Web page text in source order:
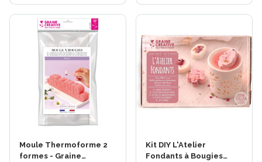
Moule Thermoforme 2
formes - Graine
Kit DIY L'Atelier
Fondants à Bougies